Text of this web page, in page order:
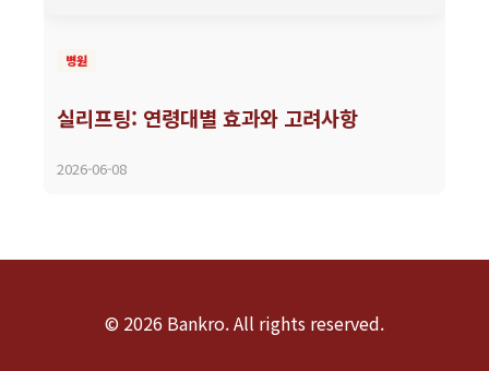
병원
실리프팅: 연령대별 효과와 고려사항
2026-06-08
© 2026 Bankro. All rights reserved.